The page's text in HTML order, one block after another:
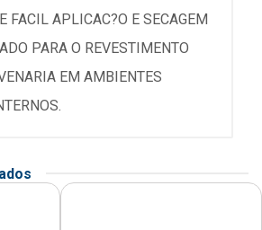
FACIL APLICAC?O E SECAGEM
PARA O REVESTIMENTO
EM AMBIENTES